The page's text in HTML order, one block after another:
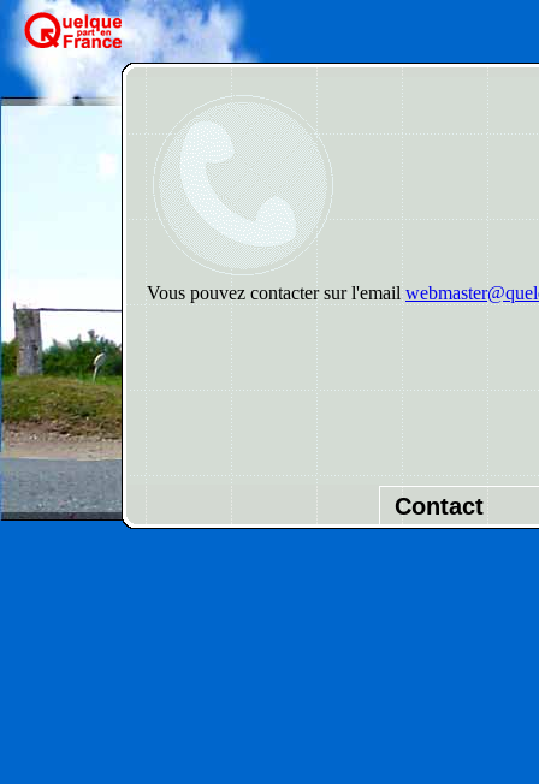
Vous pouvez contacter sur l'email
Contact